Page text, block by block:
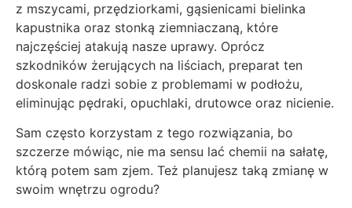
z mszycami, przędziorkami, gąsienicami bielinka
kapustnika oraz stonką ziemniaczaną, które
najczęściej atakują nasze uprawy. Oprócz
szkodników żerujących na liściach, preparat ten
doskonale radzi sobie z problemami w podłożu,
eliminując pędraki, opuchlaki, drutowce oraz nicienie.
Sam często korzystam z tego rozwiązania, bo
szczerze mówiąc, nie ma sensu lać chemii na sałatę,
którą potem sam zjem. Też planujesz taką zmianę w
swoim wnętrzu ogrodu?